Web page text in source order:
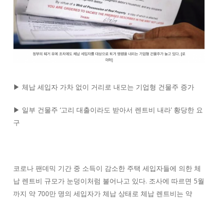
▶ 체납 세입자 가차 없이 거리로 내모는 기업형 건물주 증가
▶ 일부 건물주 ‘고리 대출이라도 받아서 렌트비 내라’ 황당한 요
구
코로나 팬데믹 기간 중 소득이 감소한 주택 세입자들에 의한 체
납 렌트비 규모가 눈덩이처럼 불어나고 있다. 조사에 따르면 5월
까지 약 700만 명의 세입자가 체납 상태로 체납 렌트비는 약